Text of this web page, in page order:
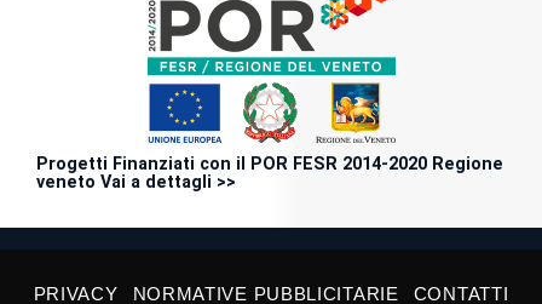
Progetti Finanziati con il POR FESR 2014-2020 Regione
veneto Vai a dettagli >>
PRIVACY NORMATIVE PUBBLICITARIE CONTATTI